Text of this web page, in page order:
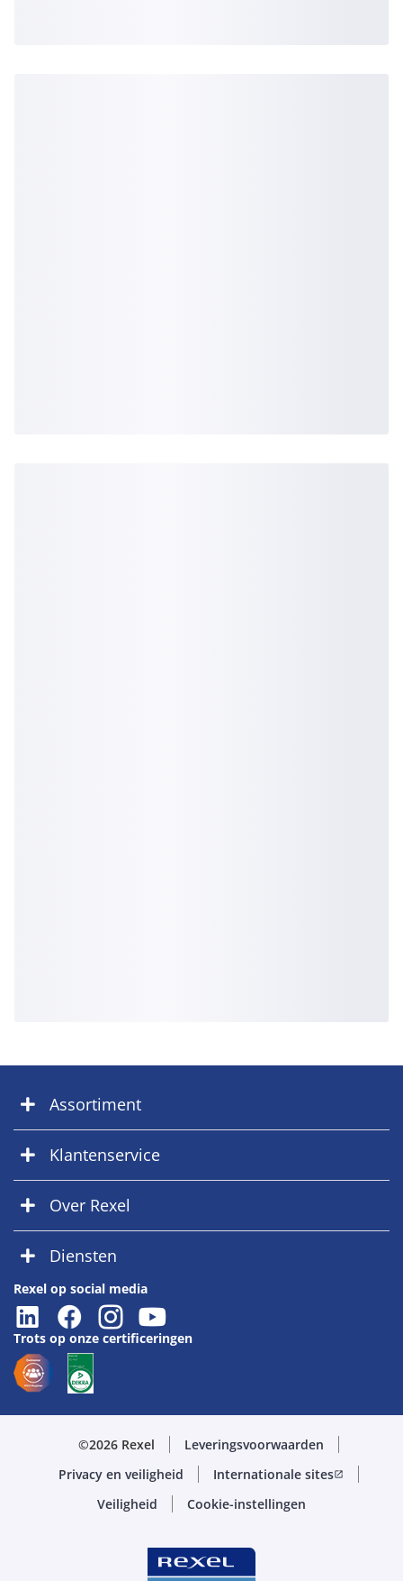
Assortiment
Klantenservice
Over Rexel
Diensten
Rexel op social media
Trots op onze certificeringen
©2026 Rexel
Leveringsvoorwaarden
Privacy en veiligheid
Internationale sitesopen_in_new
Veiligheid Cookie-instellingen